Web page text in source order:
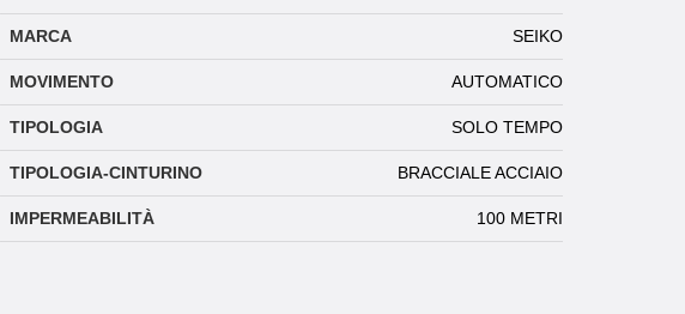
MARCA SEIKO
MOVIMENTO AUTOMATICO
TIPOLOGIA SOLO TEMPO
TIPOLOGIA-CINTURINO BRACCIALE ACCIAIO
IMPERMEABILITÀ 100 METRI